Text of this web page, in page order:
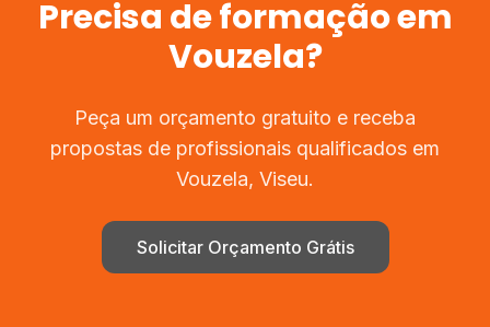
Precisa deformaçãoem
Vouzela?
Peça um orçamento gratuito e receba
propostas de profissionais qualificados em
Vouzela, Viseu.
Solicitar Orçamento Grátis